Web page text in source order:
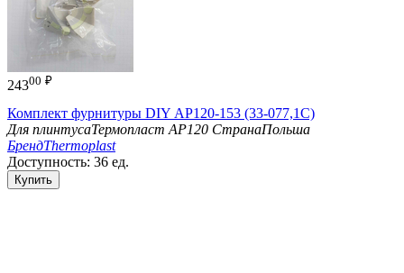
24300 ₽
Комплект фурнитуры DIY АР120-153 (33-077,1С)
Для плинтусаТермопласт АР120 СтранаПольша
БрендThermoplast
Доступность: 36 ед.
Купить